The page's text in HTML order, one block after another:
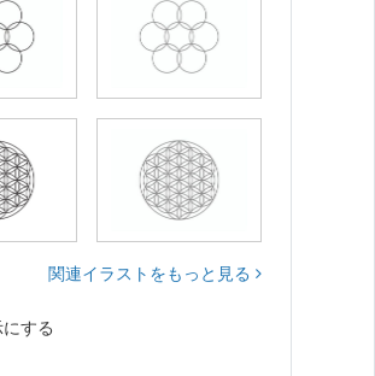
関連イラストをもっと見る
する